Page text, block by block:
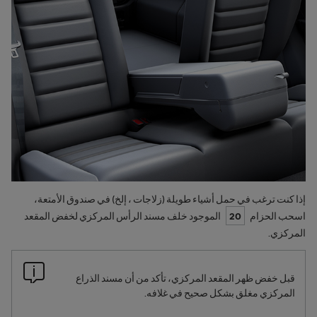
إذا كنت ترغب في حمل أشياء طويلة (زلاجات ، إلخ) في صندوق الأمتعة،
اسحب الحزام
20
الموجود خلف مسند الرأس المركزي لخفض المقعد
المركزي.
قبل خفض ظهر المقعد المركزي، تأكد من أن مسند الذراع
المركزي مغلق بشكل صحيح في غلافه.